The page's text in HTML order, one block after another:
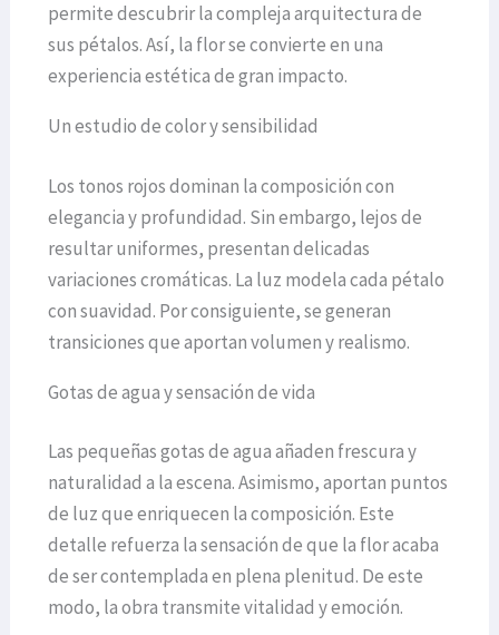
permite descubrir la compleja arquitectura de
sus pétalos. Así, la flor se convierte en una
experiencia estética de gran impacto.
Un estudio de color y sensibilidad
Los tonos rojos dominan la composición con
elegancia y profundidad. Sin embargo, lejos de
resultar uniformes, presentan delicadas
variaciones cromáticas. La luz modela cada pétalo
con suavidad. Por consiguiente, se generan
transiciones que aportan volumen y realismo.
Gotas de agua y sensación de vida
Las pequeñas gotas de agua añaden frescura y
naturalidad a la escena. Asimismo, aportan puntos
de luz que enriquecen la composición. Este
detalle refuerza la sensación de que la flor acaba
de ser contemplada en plena plenitud. De este
modo, la obra transmite vitalidad y emoción.